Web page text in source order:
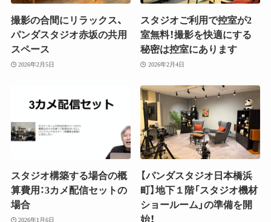
撮影の合間にリラックス、
パンダスタジオ赤坂の共用
スペース
2026年2月5日
スタジオご利用で控室が2
室無料！撮影を快適にする
秘密は控室にあります
2026年2月4日
スタジオ構築する場合の概
算費用：3カメ配信セットの
場合
2026年1月6日
【パンダスタジオ日本橋浜
町】地下１階「スタジオ機材
ショールーム」の準備を開
始！